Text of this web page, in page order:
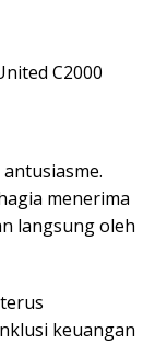
C2000
menerima
langsung oleh
keuangan